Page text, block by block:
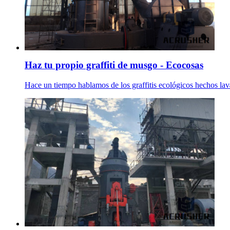
Haz tu propio graffiti de musgo - Ecocosas
Hace un tiempo hablamos de los graffitis ecológicos hechos